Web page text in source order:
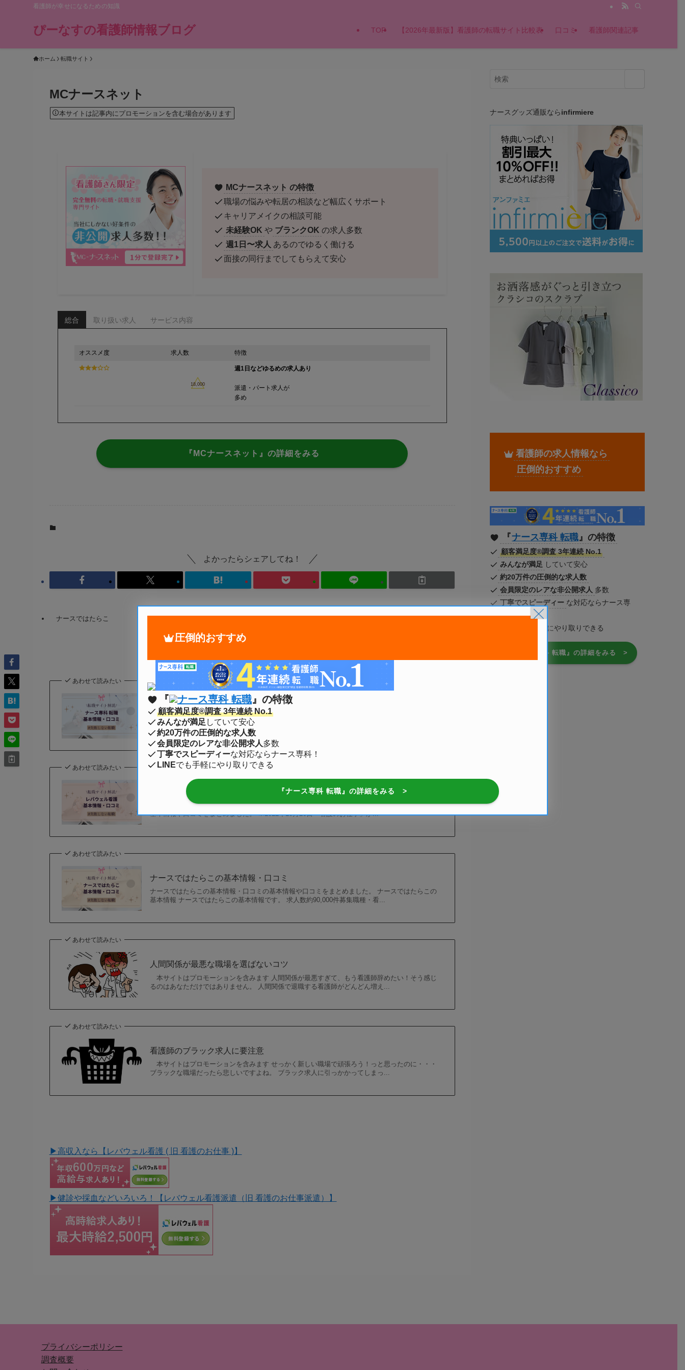
看護師が幸せになるための知識
ぴーなすの看護師情報ブログ TOP 【2026年最新版】看護師の転職サイト比較表 口コミ 看護師関連記事
ホーム 転職サイト
MCナースネット
本サイトは記事内にプロモーションを含む場合があります
MCナースネット の特徴
職場の悩みや転居の相談など幅広くサポート
キャリアメイクの相談可能
未経験OK や ブランクOK の求人多数
週1日〜求人 あるのでゆるく働ける
面接の同行までしてもらえて安心
総合 取り扱い求人 サービス内容
オススメ度 求人数 特徴
18,000
週1日などゆるめの求人あり
派遣・パート求人が
多め
『MCナースネット』の詳細をみる
よかったらシェアしてね！
ナースではたらこ
あわせて読みたい
ナース専科 転職（※旧ナース人材バンク）の基本情報・口コミ
年間利用者数10万人以上、看護師の転職実績No.1、求人数が非常に多い、ナース専科 転職（※旧
ナース人材バンク）の基本情報や口コミをまとめました。 ナース専科 転職（※...
あわせて読みたい
レバウェル看護（旧 看護のお仕事）の基本情報・口コミ
求人数は業界トップクラスの10万件超、利用者数40万人超のレバウェル看護 ( 旧 看護のお仕事 )の
基本情報や口コミをまとめました。 ※2022年10月26日「看護のお仕事」か...
あわせて読みたい
ナースではたらこの基本情報・口コミ
ナースではたらこの基本情報・口コミの基本情報や口コミをまとめました。 ナースではたらこの
基本情報 ナースではたらこの基本情報です。 求人数約90,000件募集職種・看...
あわせて読みたい
人間関係が最悪な職場を選ばないコツ
本サイトはプロモーションを含みます 人間関係が最悪すぎて、もう看護師辞めたい！そう感じ
るのはあなただけではありません。 人間関係で退職する看護師がどんどん増え...
あわせて読みたい
看護師のブラック求人に要注意
本サイトはプロモーションを含みます せっかく新しい職場で頑張ろう！っと思ったのに・・・
ブラックな職場だったら悲しいですよね。 ブラック求人に引っかかってしまっ...
▶︎高収入なら【レバウェル看護 ( 旧 看護のお仕事 )】
▶︎健診や採血などいろいろ！【レバウェル看護派遣（旧 看護のお仕事派遣）】
ナースグッズ通販ならinfirmiere
看護師の求人情報なら
圧倒的おすすめ
『ナース専科 転職』の特徴
顧客満足度®調査 3年連続 No.1
みんなが満足 していて安心
約20万件の圧倒的な求人数
会員限定のレアな非公開求人 多数
丁寧でスピーディー な対応ならナース専
科！
でも手軽にやり取りできる
『ナース専科 転職』の詳細をみる >
プライバシーポリシー
調査概要
圧倒的おすすめ
『 ナース専科 転職』の特徴
顧客満足度®調査 3年連続 No.1
みんなが満足 していて安心
約20万件の圧倒的な求人数
会員限定のレアな非公開求人多数
丁寧でスピーディーな対応ならナース専科！
LINEでも手軽にやり取りできる
『ナース専科 転職』の詳細をみる >
×